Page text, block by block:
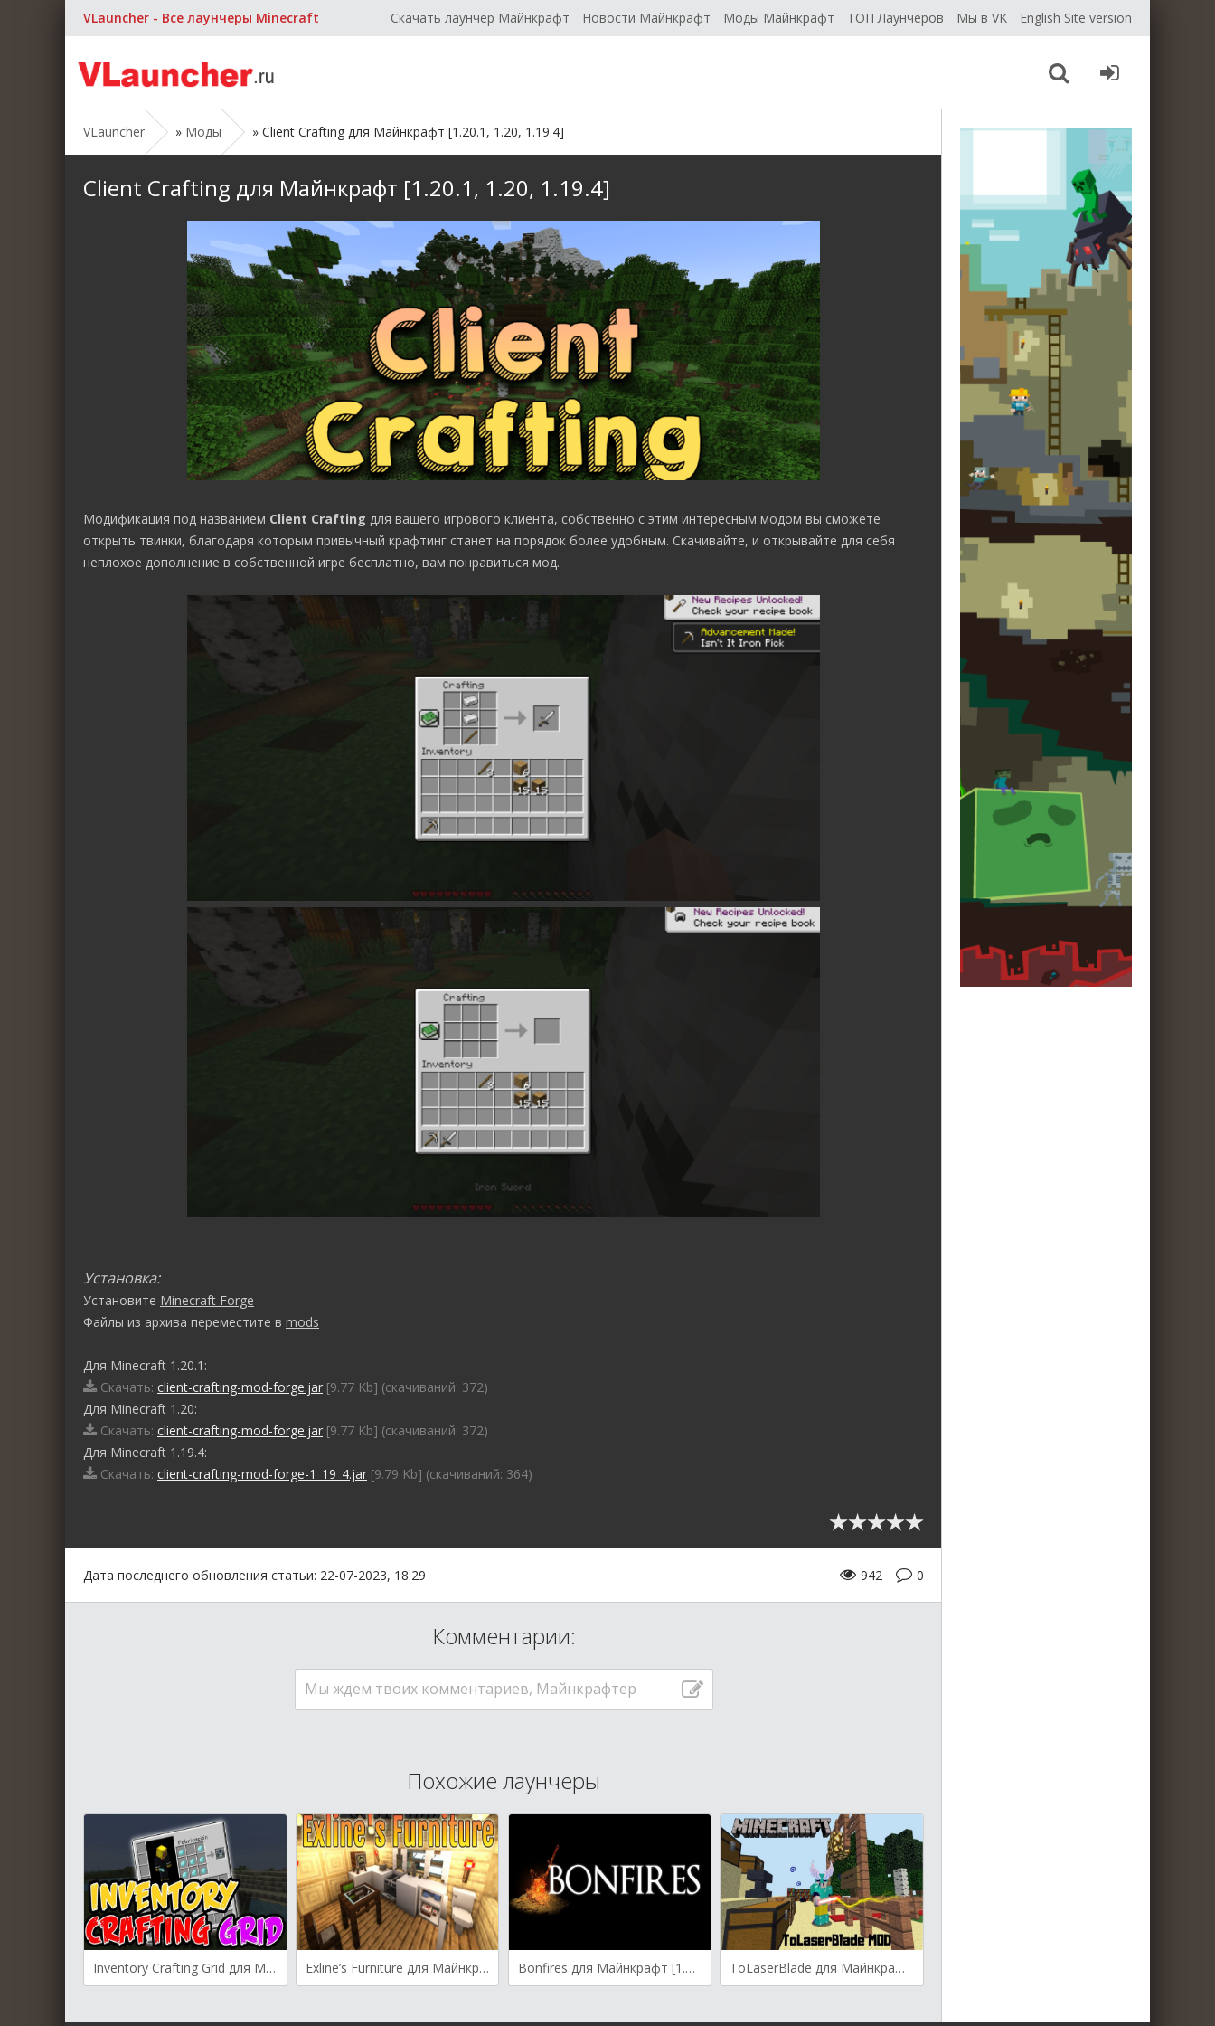
VLauncher - Все лаунчеры Minecraft Скачать лаунчер Майнкрафт Новости Майнкрафт Моды Майнкрафт ТОП Лаунчеров Мы в VK English Site version
VLauncher » Моды » Client Crafting для Майнкрафт [1.20.1, 1.20, 1.19.4]
Client Crafting для Майнкрафт [1.20.1, 1.20, 1.19.4]
Модификация под названием Client Crafting для вашего игрового клиента, собственно с этим интересным модом вы сможете
открыть твинки, благодаря которым привычный крафтинг станет на порядок более удобным. Скачивайте, и открывайте для себя
неплохое дополнение в собственной игре бесплатно, вам понравиться мод.
Установка:
Установите Minecraft Forge
Файлы из архива переместите в mods
Для Minecraft 1.20.1:
Скачать: client-crafting-mod-forge.jar [9.77 Kb] (cкачиваний: 372)
Для Minecraft 1.20:
Скачать: client-crafting-mod-forge.jar [9.77 Kb] (cкачиваний: 372)
Для Minecraft 1.19.4:
Скачать: client-crafting-mod-forge-1_19_4.jar [9.79 Kb] (cкачиваний: 364)
Дата последнего обновления статьи: 22-07-2023, 18:29 0
942
Комментарии:
Мы ждем твоих комментариев, Майнкрафтер
Похожие лаунчеры
Inventory Crafting Grid для Майнкрафт [1.20.1, 1.19.4, 1.18.2] Exline’s Furniture для Майнкрафт [1.19.4, 1.19.2, 1.19] Bonfires для Майнкрафт [1.19.4, 1.19.2, 1.18.2] ToLaserBlade для Майнкрафт [1.16.1, 1.15.2, 1.14.4, 1.12.2]